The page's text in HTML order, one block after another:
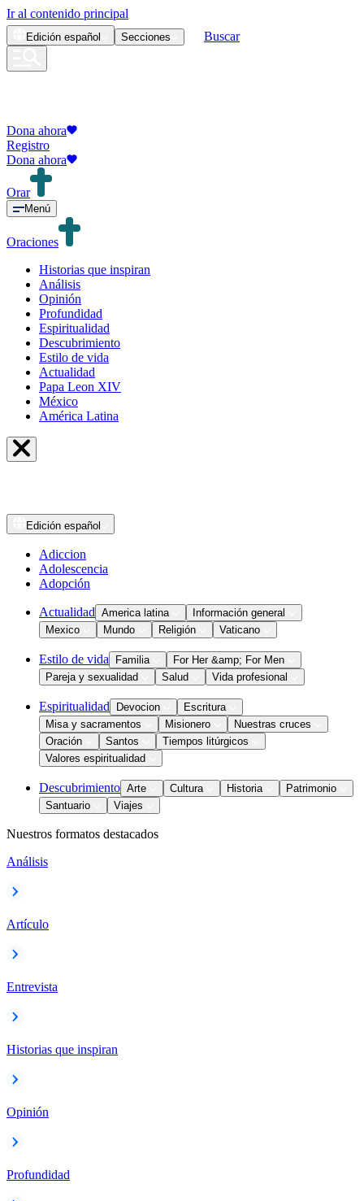
Ir al contenido principal
Edición español Secciones Buscar
Dona ahora
Registro
Dona ahora
Orar
Menú
Oraciones
Historias que inspiran
Análisis
Opinión
Profundidad
Espiritualidad
Descubrimiento
Estilo de vida
Actualidad
Papa Leon XIV
México
América Latina
Edición español
Adiccion
Adolescencia
Adopción
Actualidad America latina
Información general
Mexico
Mundo Religión Vaticano
Estilo de vida Familia
For Her &amp; For Men
Pareja y sexualidad
Salud Vida profesional
Espiritualidad Devocion
Escritura
Misa y sacramentos
Misionero
Nuestras cruces
Oración
Santos
Tiempos litúrgicos
Valores espiritualidad
Descubrimiento Arte Cultura Historia
Patrimonio
Santuario
Viajes
Nuestros formatos destacados
Análisis
Artículo
Entrevista
Historias que inspiran
Opinión
Profundidad